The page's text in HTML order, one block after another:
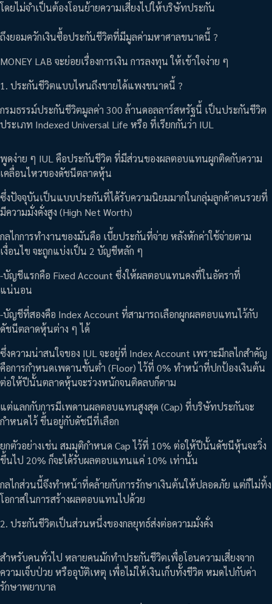
โดยไม่จำเป็นต้องโอนย้ายความเสี่ยงไปให้บริษัทประกัน
ถึงยอมควักเงินซื้อประกันชีวิตที่มีมูลค่ามหาศาลขนาดนี้ ?
MONEY LAB จะย่อยเรื่องการเงิน การลงทุน ให้เข้าใจง่าย ๆ
1. ประกันชีวิตแบบไหนถึงขายได้แพงขนาดนี้ ?
กรมธรรม์ประกันชีวิตมูลค่า 300 ล้านดอลลาร์สหรัฐนี้ เป็นประกันชีวิต
ประเภท Indexed Universal Life หรือ ที่เรียกกันว่า IUL
พูดง่าย ๆ IUL คือประกันชีวิต ที่มีส่วนของผลตอบแทนผูกติดกับความ
เคลื่อนไหวของดัชนีตลาดหุ้น
ซึ่งปัจจุบันเป็นแบบประกันที่ได้รับความนิยมมากในกลุ่มลูกค้าคนรวยที่
มีความมั่งคั่งสูง (High Net Worth)
กลไกการทำงานของมันคือ เบี้ยประกันที่จ่าย หลังหักค่าใช้จ่ายตาม
เงื่อนไข จะถูกแบ่งเป็น 2 บัญชีหลัก ๆ
-บัญชีแรกคือ Fixed Account ซึ่งให้ผลตอบแทนคงที่ในอัตราที่
แน่นอน
-บัญชีที่สองคือ Index Account ที่สามารถเลือกผูกผลตอบแทนไว้กับ
ดัชนีตลาดหุ้นต่าง ๆ ได้
ซึ่งความน่าสนใจของ IUL จะอยู่ที่ Index Account เพราะมีกลไกสำคัญ
คือการกำหนดเพดานขั้นต่ำ (Floor) ไว้ที่ 0% ทำหน้าที่ปกป้องเงินต้น
ต่อให้ปีนั้นตลาดหุ้นจะร่วงหนักจนติดลบก็ตาม
แต่แลกกับการมีเพดานผลตอบแทนสูงสุด (Cap) ที่บริษัทประกันจะ
กำหนดไว้ ขึ้นอยู่กับดัชนีที่เลือก
ยกตัวอย่างเช่น สมมุติกำหนด Cap ไว้ที่ 10% ต่อให้ปีนั้นดัชนีหุ้นจะวิ่ง
ขึ้นไป 20% ก็จะได้รับผลตอบแทนแค่ 10% เท่านั้น
กลไกส่วนนี้จึงทำหน้าที่คล้ายกับการรักษาเงินต้นให้ปลอดภัย แต่ก็ไม่ทิ้ง
โอกาสในการสร้างผลตอบแทนไปด้วย
2. ประกันชีวิตเป็นส่วนหนึ่งของกลยุทธ์ส่งต่อความมั่งคั่ง
สำหรับคนทั่วไป หลายคนมักทำประกันชีวิตเพื่อโอนความเสี่ยงจาก
ความเจ็บป่วย หรืออุบัติเหตุ เพื่อไม่ให้เงินเก็บทั้งชีวิต หมดไปกับค่า
รักษาพยาบาล